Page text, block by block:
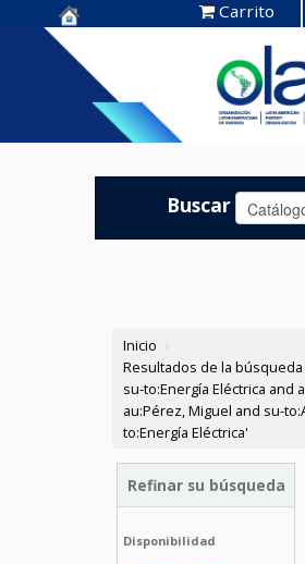
Centro de
Documentación
OLADE -
Carrito
Buscar
Inicio ›
Resultados de la búsqueda
su-to:Energía Eléctrica and
au:Pérez, Miguel and su-
to:Energía Eléctrica'
Refinar su búsqueda
Disponibilidad